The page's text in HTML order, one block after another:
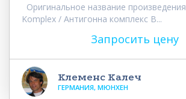
Оригинальное название
Komplex / Антигонна комплекс В...
Запросить цену
Клеменс Калеч
ГЕРМАНИЯ, МЮНХЕН